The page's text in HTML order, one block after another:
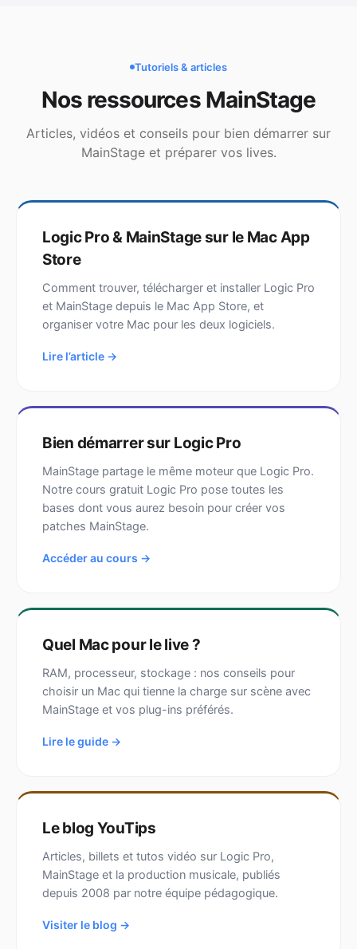
Tutoriels & articles
Nos ressources MainStage
Articles, vidéos et conseils pour bien démarrer sur
MainStage et préparer vos lives.
Logic Pro & MainStage sur le Mac App
Store
Comment trouver, télécharger et installer Logic Pro
et MainStage depuis le Mac App Store, et
organiser votre Mac pour les deux logiciels.
Lire l’article →
Bien démarrer sur Logic Pro
MainStage partage le même moteur que Logic Pro.
Notre cours gratuit Logic Pro pose toutes les
bases dont vous aurez besoin pour créer vos
patches MainStage.
Accéder au cours →
Quel Mac pour le live ?
RAM, processeur, stockage : nos conseils pour
choisir un Mac qui tienne la charge sur scène avec
MainStage et vos plug-ins préférés.
Lire le guide →
Le blog YouTips
Articles, billets et tutos vidéo sur Logic Pro,
MainStage et la production musicale, publiés
depuis 2008 par notre équipe pédagogique.
Visiter le blog →